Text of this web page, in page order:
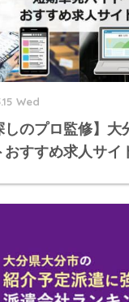
Wed
しのプロ監修】
おすすめ求人サイ